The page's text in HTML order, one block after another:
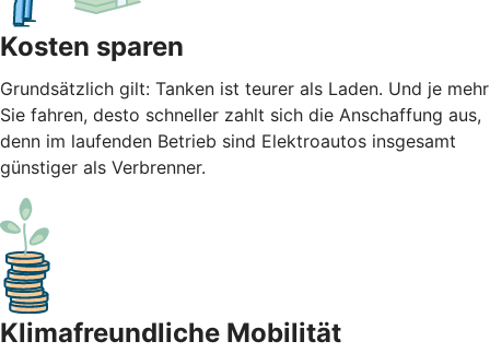
Kosten sparen
Grundsätzlich gilt: Tanken ist teurer als Laden. Und je mehr
Sie fahren, desto schneller zahlt sich die Anschaffung aus,
denn im laufenden Betrieb sind Elektroautos insgesamt
günstiger als Verbrenner.
Klimafreundliche Mobilität